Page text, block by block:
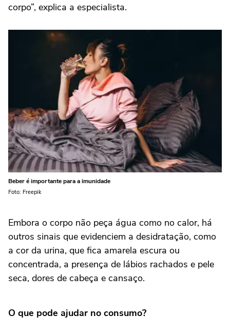
corpo”, explica a especialista.
Beber é importante para a imunidade
Foto: Freepik
Embora o corpo não peça água como no calor, há
outros sinais que evidenciem a desidratação, como
a cor da urina, que fica amarela escura ou
concentrada, a presença de lábios rachados e pele
seca, dores de cabeça e cansaço.
O que pode ajudar no consumo?